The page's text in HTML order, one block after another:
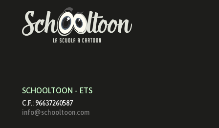
SCHOOLTOON - ETS
C.F.: 96637260587
info@schooltoon.com